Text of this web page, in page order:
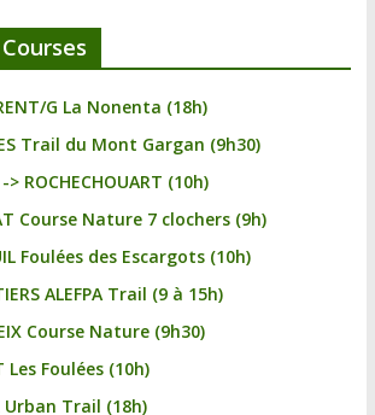
G La Nonenta (18h)
Trail du Mont Gargan (9h30)
ROCHECHOUART (10h)
Course Nature 7 clochers (9h)
Foulées des Escargots (10h)
ALEFPA Trail (9 à 15h)
Course Nature (9h30)
Les Foulées (10h)
Urban Trail (18h)